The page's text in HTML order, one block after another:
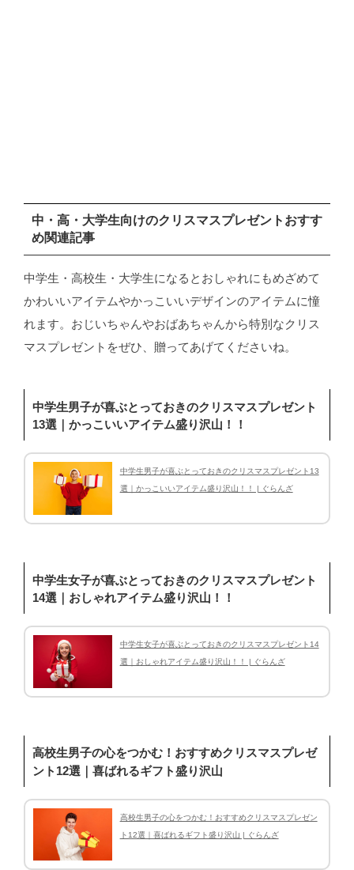
中・高・大学生向けのクリスマスプレゼントおすす
め関連記事
中学生・高校生・大学生になるとおしゃれにもめざめて
かわいいアイテムやかっこいいデザインのアイテムに憧
れます。おじいちゃんやおばあちゃんから特別なクリス
マスプレゼントをぜひ、贈ってあげてくださいね。
中学生男子が喜ぶとっておきのクリスマスプレゼント
13選｜かっこいいアイテム盛り沢山！！
中学生男子が喜ぶとっておきのクリスマスプレゼント13
選｜かっこいいアイテム盛り沢山！！ | ぐらんざ
中学生女子が喜ぶとっておきのクリスマスプレゼント
14選｜おしゃれアイテム盛り沢山！！
中学生女子が喜ぶとっておきのクリスマスプレゼント14
選｜おしゃれアイテム盛り沢山！！ | ぐらんざ
高校生男子の心をつかむ！おすすめクリスマスプレゼ
ント12選｜喜ばれるギフト盛り沢山
高校生男子の心をつかむ！おすすめクリスマスプレゼン
ト12選｜喜ばれるギフト盛り沢山 | ぐらんざ